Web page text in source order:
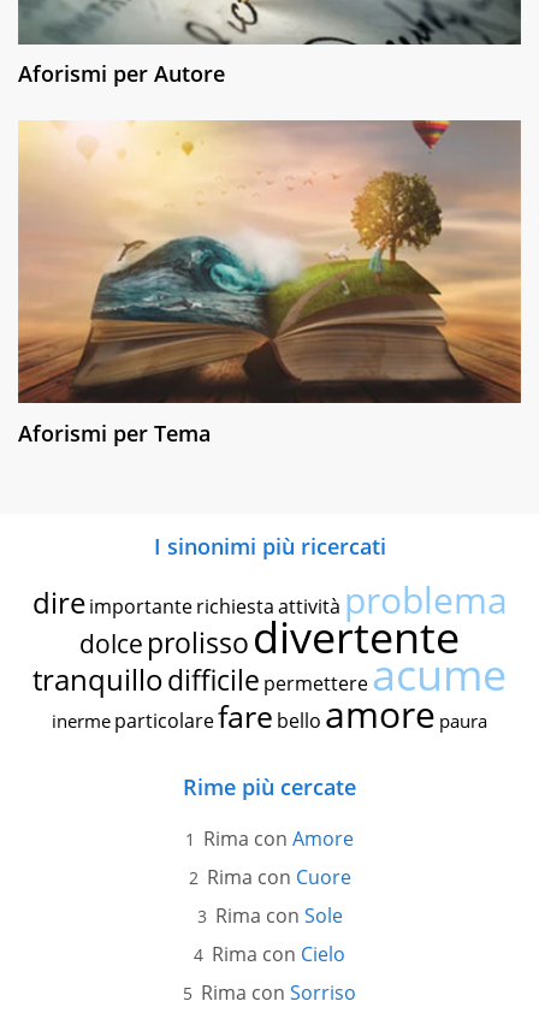
Aforismi per Autore
Aforismi per Tema
I sinonimi più ricercati
dire importante richiestaattività problema
dolce prolissodivertente
tranquillodifficile permettereacume
inerme particolarefare bello amore paura
Rime più cercate
Rima con Amore
Rima con Cuore
Rima con Sole
Rima con Cielo
Rima con Sorriso